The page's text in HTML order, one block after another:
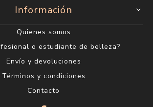
Información
Quienes somos
o estudiante de belleza?
Envío y devoluciones
Términos y condiciones
Contacto